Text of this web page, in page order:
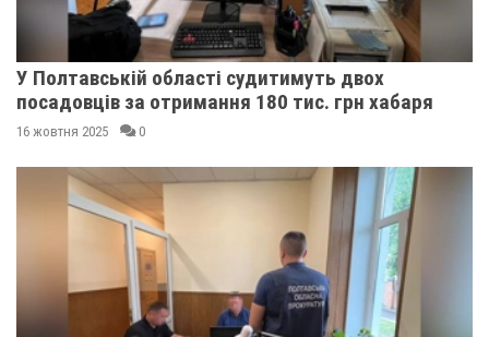
У Полтавській області судитимуть двох
посадовців за отримання 180 тис. грн хабаря
16 жовтня 2025 0